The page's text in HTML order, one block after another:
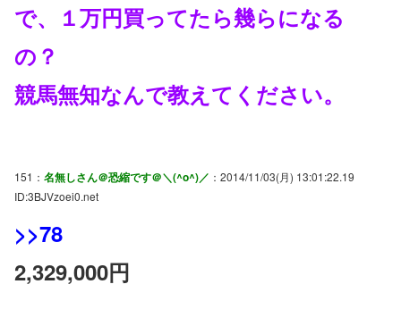
で、１万円買ってたら幾らになる
の？
競馬無知なんで教えてください。
151： 名無しさん＠恐縮です＠＼(^o^)／ ：2014/11/03(月) 13:01:22.19
ID:3BJVzoei0.net
>>78
2,329,000円